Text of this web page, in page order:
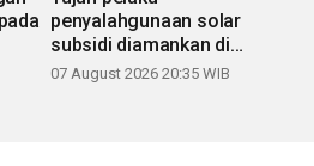
penyalahgunaan solar
subsidi diamankan di
Sumbar
07 August 2026 20:35 WIB